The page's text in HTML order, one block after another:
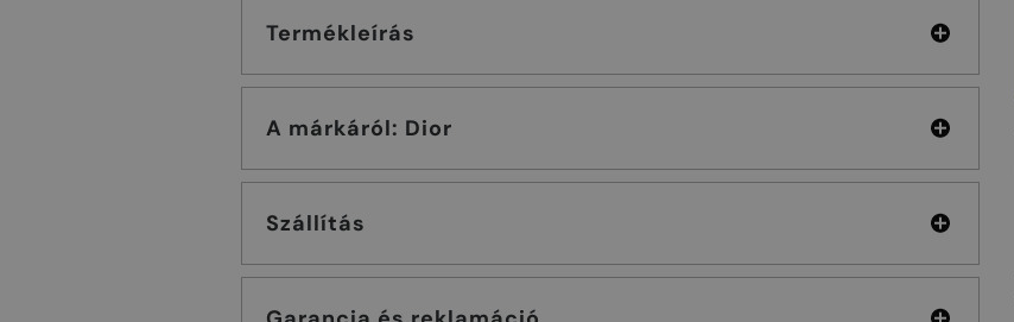
Termékleírás
A márkáról: Dior
Szállítás